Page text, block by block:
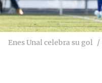
Enes Unal celebra su gol